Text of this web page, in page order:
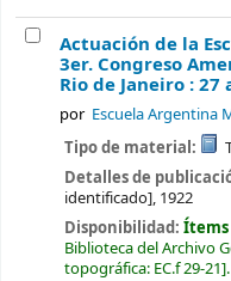
Actuación de la
3er. Congreso
Rio de Janeiro :
por Escuela Argentina
Tipo de material:
Detalles de
identificado], 1922
Disponibilidad: Ítems
Biblioteca del Archivo
topográfica: EC.f 29-21 .